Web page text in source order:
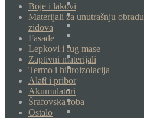
Boje i lakovi
Materijali za unutrašnju obradu
zidova
Fasade
Lepkovi i fug mase
Zaptivni materijali
Termo i hidroizolacija
Alati i pribor
Akumulatori
Šrafovska roba
Ostalo